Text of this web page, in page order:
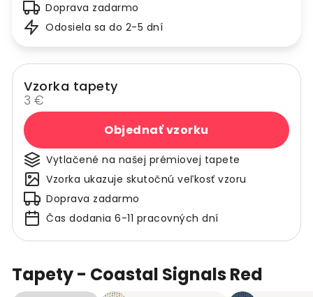
Tapety - Coastal Signals Red
Doprava zadarmo
Odosiela sa do 2-5 dní
Vzorka tapety
3 €
Objednať vzorku
Vytlačené na našej prémiovej tapete
Vzorka ukazuje skutočnú veľkosť vzoru
Doprava zadarmo
Čas dodania 6-11 pracovných dní